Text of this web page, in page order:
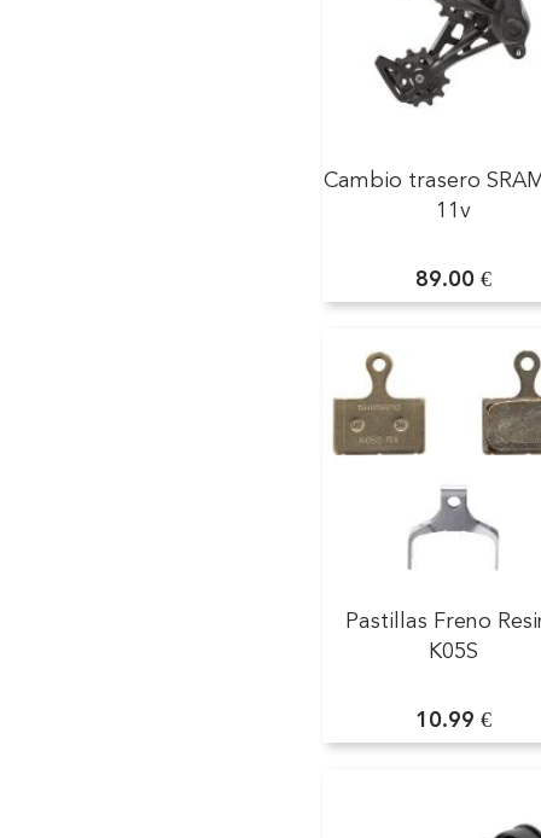
Cambio trasero
11v
89.00 €
Pastillas Freno
K05S
10.99 €